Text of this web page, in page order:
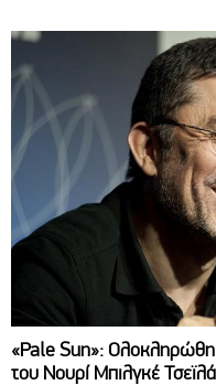
«Pale Sun»:
του Νουρί Μπιλγκέ